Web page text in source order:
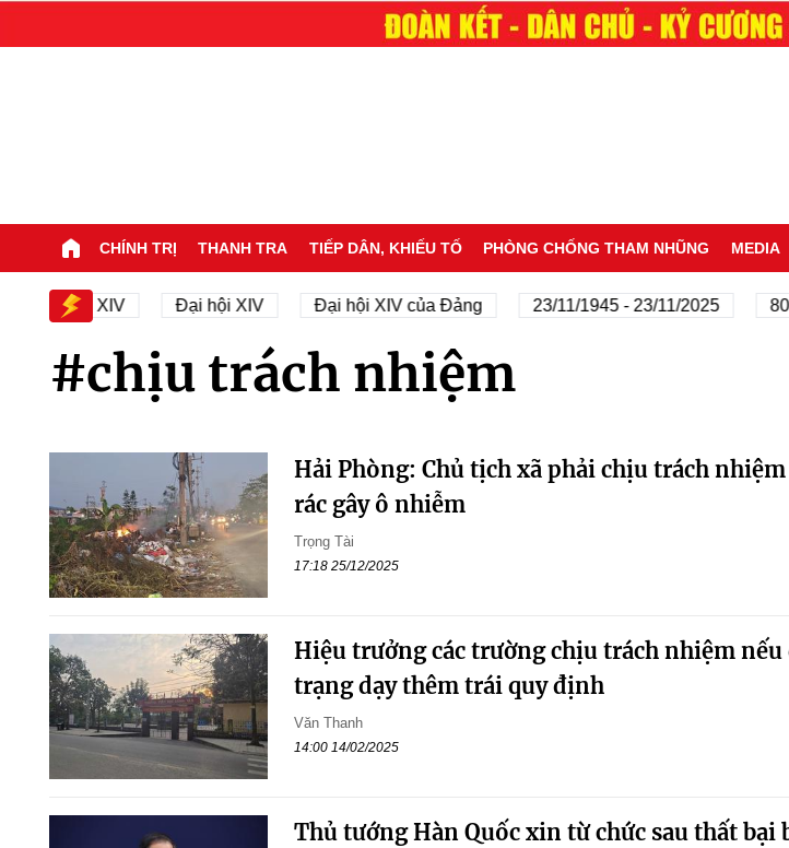
CHÍNH TRỊ THANH TRA TIẾP DÂN, KHIẾU TỐ PHÒNG CHỐNG THAM NHŨNG MEDIA
Đại hội XIV Đại hội XIV Đại hội XIV của Đảng 23/11/1945 - 23/11/2025 80
#chịu trách nhiệm
Hải Phòng: Chủ tịch xã phải chịu trách
rác gây ô nhiễm
Trọng Tài
17:18 25/12/2025
Hiệu trưởng các trường chịu trách nhiệm nếu
trạng dạy thêm trái quy định
Văn Thanh
14:00 14/02/2025
Thủ tướng Hàn Quốc xin từ chức sau thất bại